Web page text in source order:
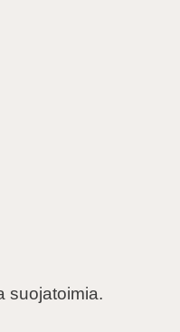
suojatoimia.